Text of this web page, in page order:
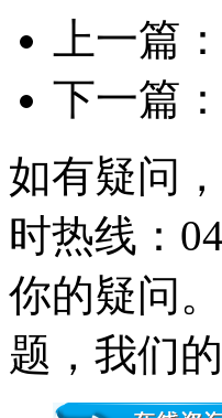
上一篇：
下一篇：
如有疑问
时热线：
你的疑问
题，我们